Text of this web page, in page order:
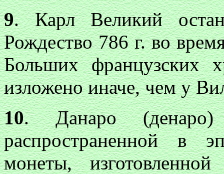
9. Карл Великий
Рождество 786 г. во
Больших французских
изложено иначе, чем у
10. Данаро (денаро)
распространенной в
монеты,